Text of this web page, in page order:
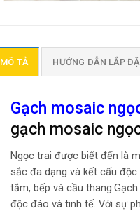
MÔ TẢ HƯỚNG DẪN LẮP
Gạch mosaic
gạch mosaic
Ngọc trai được biết đến là
sắc đa dạng và kết cấu
tắm, bếp và cầu
độc đáo và tinh tế. Với sự